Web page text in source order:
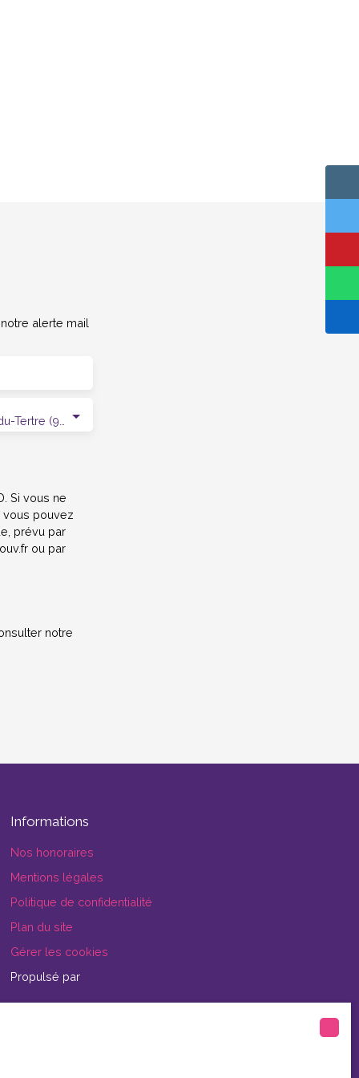
alerte mail
Si vous ne
pouvez
prévu par
ou par
notre
Informations
Nos honoraires
Mentions légales
Politique de confidentialité
Plan du site
Gérer les cookies
Propulsé par